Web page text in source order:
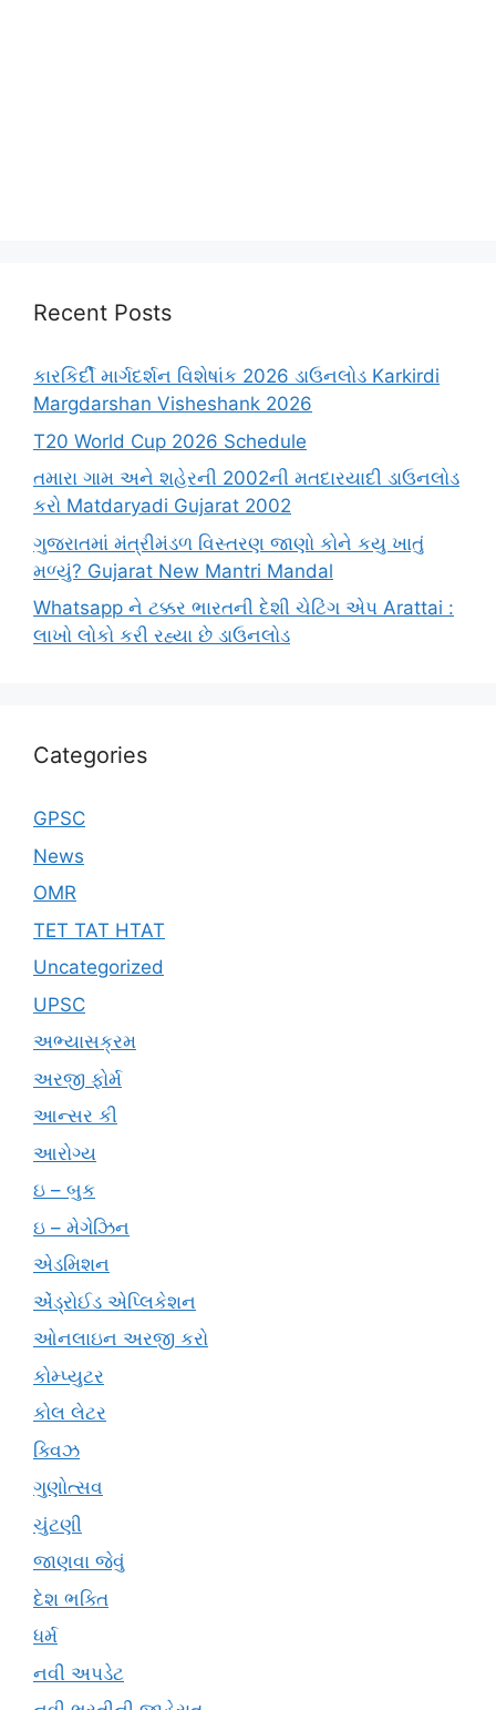
Recent Posts
કારકિર્દી માર્ગદર્શન વિશેષાંક 2026 ડાઉનલોડ Karkirdi
Margdarshan Visheshank 2026
T20 World Cup 2026 Schedule
તમારા ગામ અને શહેરની 2002ની મતદારયાદી ડાઉનલોડ
કરો Matdaryadi Gujarat 2002
ગુજરાતમાં મંત્રીમંડળ વિસ્તરણ જાણો કોને કયુ ખાતું
મળ્યું? Gujarat New Mantri Mandal
Whatsapp ને ટક્કર ભારતની દેશી ચેટિંગ એપ Arattai :
લાખો લોકો કરી રહ્યા છે ડાઉનલોડ
Categories
GPSC
News
OMR
TET TAT HTAT
Uncategorized
UPSC
અભ્યાસક્રમ
અરજી ફોર્મ
આન્સર કી
આરોગ્ય
ઇ – બુક
ઇ – મેગેઝિન
એડમિશન
એંડ્રોઈડ એપ્લિકેશન
ઓનલાઇન અરજી કરો
કોમ્પ્યુટર
કોલ લેટર
ક્વિઝ
ગુણોત્સવ
ચુંટણી
જાણવા જેવું
દેશ ભક્તિ
ધર્મ
નવી અપડેટ